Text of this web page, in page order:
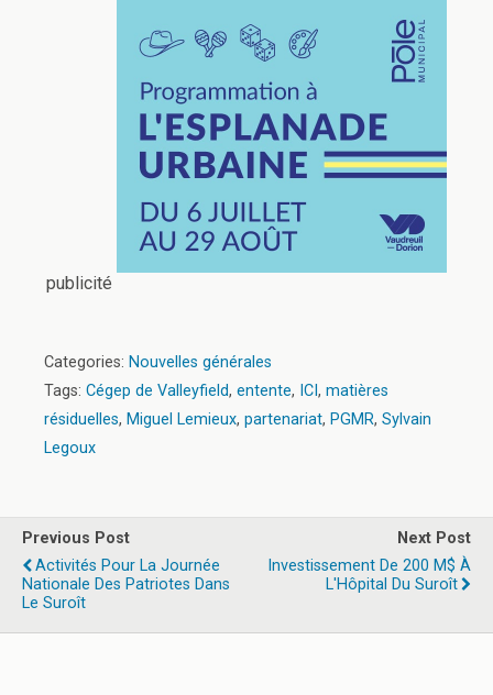
publicité
Categories: Nouvelles générales
Tags: Cégep de Valleyfield, entente, ICI , matières
résiduelles, Miguel Lemieux, partenariat, PGMR, Sylvain
Legoux
Previous Post
Activités Pour La Journée
Nationale Des Patriotes Dans
Le Suroît
Next Post
Investissement De 200 M$ À
L'Hôpital Du Suroît